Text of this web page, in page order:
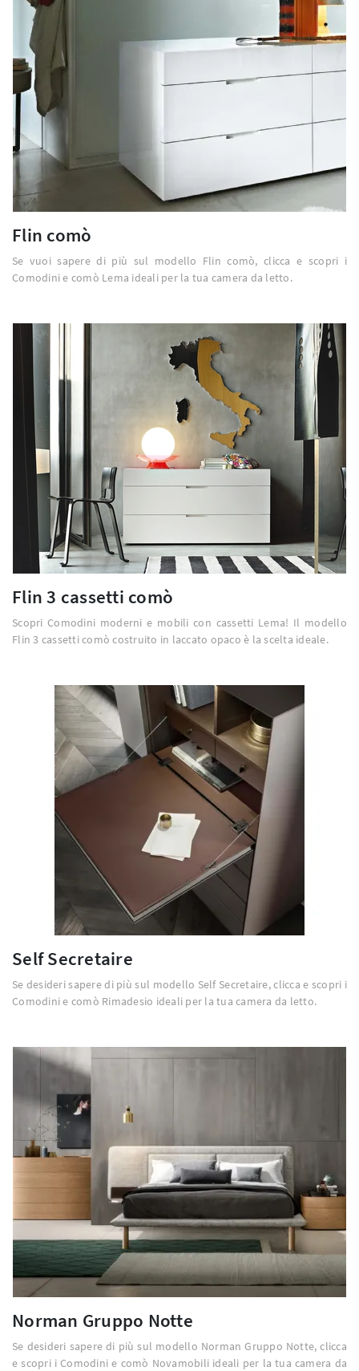
Flin comò
Se vuoi sapere di più sul modello Flin comò, clicca e scopri i
Comodini e comò Lema ideali per la tua camera da letto.
Flin 3 cassetti comò
Scopri Comodini moderni e mobili con cassetti Lema! Il modello
Flin 3 cassetti comò costruito in laccato opaco è la scelta ideale.
Self Secretaire
Se desideri sapere di più sul modello Self Secretaire, clicca e scopri i
Comodini e comò Rimadesio ideali per la tua camera da letto.
Norman Gruppo Notte
Se desideri sapere di più sul modello Norman Gruppo Notte, clicca
e scopri i Comodini e comò Novamobili ideali per la tua camera da